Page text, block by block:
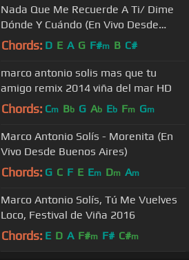
Nada Que Me Recuerde A Ti/ Dime
Dónde Y Cuándo (En Vivo Desde
Buenos Aires)
Chords: D E A G F#m B C#
marco antonio solis mas que tu
amigo remix 2014 viña del mar HD
Chords: Cm Bb G Ab Eb Fm Gm
Marco Antonio Solís - Morenita (En
Vivo Desde Buenos Aires)
Chords: G C F E Em Dm Am
Marco Antonio Solís, Tú Me Vuelves
Loco, Festival de Viña 2016
Chords: E D A F#m F# C#m